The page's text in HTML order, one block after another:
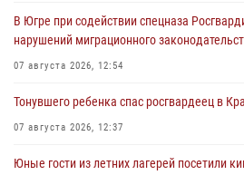
В Югре при содействии спецназа
нарушений миграционного
07 августа 2026, 12:54
Тонувшего ребенка спас росгвардеец в
07 августа 2026, 12:37
Юные гости из летних лагерей посетили